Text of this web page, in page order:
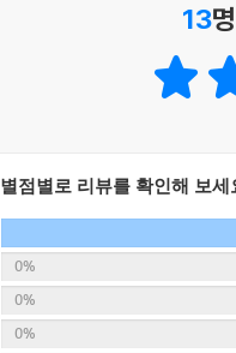
13
별점별로 리뷰를 확인해 보세
0%
0%
0%